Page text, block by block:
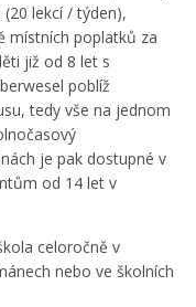
lekcí / týden),
místních poplatků za
již od 8 let s
poblíž
tedy vše na jednom
je pak dostupné v
od 14 let v
celoročně v
nebo ve školních